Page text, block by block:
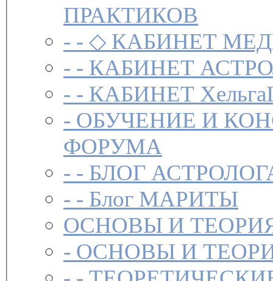
ПРАКТИКОВ
- - ◇ КАБИНЕТ
- - КАБИНЕТ
- - КАБИНЕТ ХельгаI
- ОБУЧЕНИЕ И
ФОРУМА
- - БЛОГ
- - Блог МАРИТЫ
ОСНОВЫ И
- ОСНОВЫ И